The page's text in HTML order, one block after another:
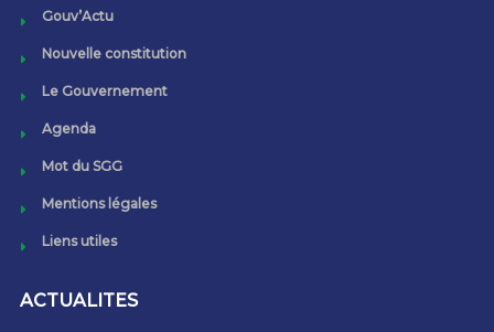
Gouv’Actu
Nouvelle constitution
Le Gouvernement
Agenda
Mot du SGG
Mentions légales
Liens utiles
ACTUALITES